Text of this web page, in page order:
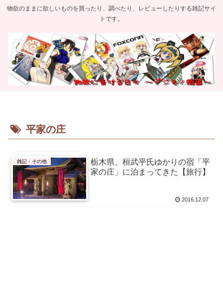
物欲のままに欲しいものを買ったり、調べたり、レビューしたりする雑記サイ
トです。
平家の庄
雑記・その他
栃木県、桓武平氏ゆかりの宿「平
家の庄」に泊まってきた【旅行】
2016.12.07